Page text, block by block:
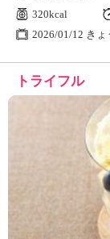
320kcal
2026/01/12 き
トライフル